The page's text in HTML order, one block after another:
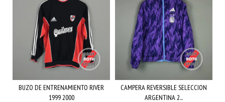
BUZO DE ENTRENAMIENTO RIVER
1999 2000
CAMPERA REVERSIBLE SELECCION
ARGENTINA 2...